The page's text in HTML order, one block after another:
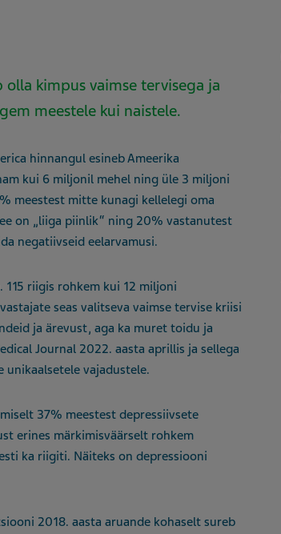
olla kimpus vaimse tervisega ja
meestele kui naistele.
hinnangul esineb Ameerika
kui 6 miljonil mehel ning üle 3 miljoni
meestest mitte kunagi kellelegi oma
on „liiga piinlik“ ning 20% vastanutest
negatiivseid eelarvamusi.
115 riigis rohkem kui 12 miljoni
seas valitseva vaimse tervise kriisi
ja ärevust, aga ka muret toidu ja
Journal 2022. aasta aprillis ja sellega
unikaalsetele vajadustele.
37% meestest depressiivsete
erines märkimisväärselt rohkem
ka riigiti. Näiteks on depressiooni
2018. aasta aruande kohaselt sureb